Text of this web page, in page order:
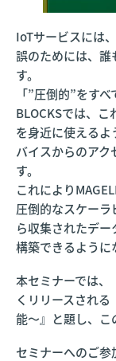
IoTサービスには
誤のためには、誰
す。
「”圧倒的”をす
BLOCKSでは、
を身近に使える
バイスからのア
す。
これにより
圧倒的なスケー
ら収集されたデ
構築できるように
本セミナーでは、
くリリースされる
能〜』と題し、こ
セミナーへのご